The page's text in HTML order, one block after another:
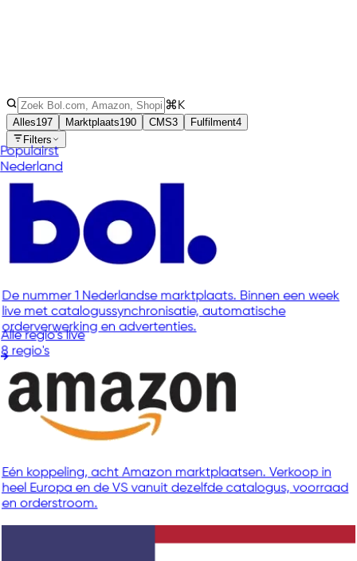
3Soorten ⌘K
Alles197 Marktplaats190 CMS3 Fulfilment4
Filters
Populairst
Nederland
De nummer 1 Nederlandse marktplaats. Binnen een week
live met catalogussynchronisatie, automatische
orderverwerking en advertenties.
Alle regio's live
8 regio's
Eén koppeling, acht Amazon marktplaatsen. Verkoop in
heel Europa en de VS vanuit dezelfde catalogus, voorraad
en orderstroom.